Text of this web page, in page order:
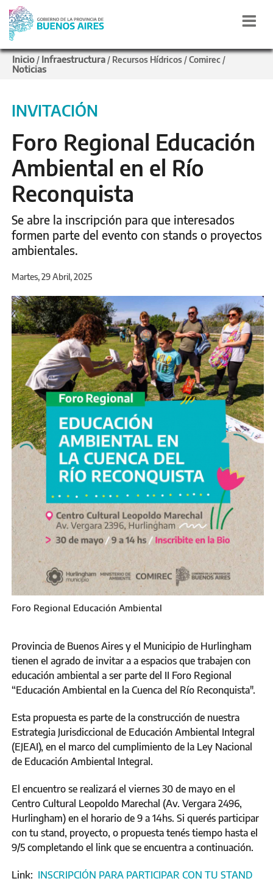
Inicio / Infraestructura / Recursos Hídricos /Comirec /
Noticias
INVITACIÓN
Foro Regional Educación
Ambiental en el Río
Reconquista
Se abre la inscripción para que interesados
formen parte del evento con stands o proyectos
ambientales.
Martes, 29 Abril, 2025
Foro Regional Educación Ambiental
Provincia de Buenos Aires y el Municipio de Hurlingham
tienen el agrado de invitar a a espacios que trabajen con
educación ambiental a ser parte del II Foro Regional
“Educación Ambiental en la Cuenca del Río Reconquista".
Esta propuesta es parte de la construcción de nuestra
Estrategia Jurisdiccional de Educación Ambiental Integral
(EJEAI), en el marco del cumplimiento de la Ley Nacional
de Educación Ambiental Integral.
El encuentro se realizará el viernes 30 de mayo en el
Centro Cultural Leopoldo Marechal (Av. Vergara 2496,
Hurlingham) en el horario de 9 a 14hs. Si querés participar
con tu stand, proyecto, o propuesta tenés tiempo hasta el
9/5 completando el link que se encuentra a continuación.
Link: INSCRIPCIÓN PARA PARTICIPAR CON TU STAND